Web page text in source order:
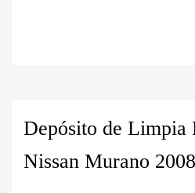
Depósito de Limpia
Nissan Murano